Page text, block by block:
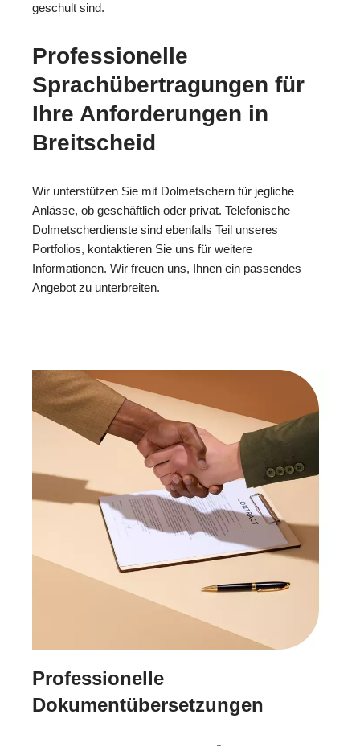
geschult sind.
Professionelle
Sprachübertragungen für
Ihre Anforderungen in
Breitscheid
Wir unterstützen Sie mit Dolmetschern für jegliche
Anlässe, ob geschäftlich oder privat. Telefonische
Dolmetscherdienste sind ebenfalls Teil unseres
Portfolios, kontaktieren Sie uns für weitere
Informationen. Wir freuen uns, Ihnen ein passendes
Angebot zu unterbreiten.
Professionelle
Dokumentübersetzungen